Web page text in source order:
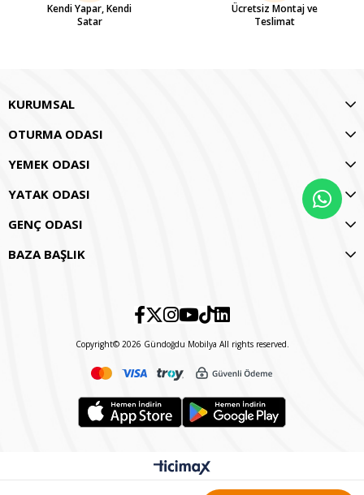
Kendi Yapar, Kendi
Satar
Ücretsiz Montaj ve
Teslimat
KURUMSAL
OTURMA ODASI
YEMEK ODASI
YATAK ODASI
GENÇ ODASI
BAZA BAŞLIK
Copyright© 2026 Gündoğdu Mobilya All rights reserved.